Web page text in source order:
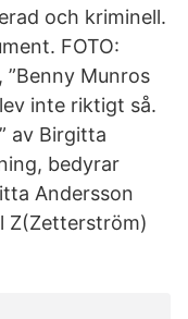
och kriminell.
FOTO:
”Benny Munros
inte riktigt så.
av Birgitta
bedyrar
Andersson
Z(Zetterström)